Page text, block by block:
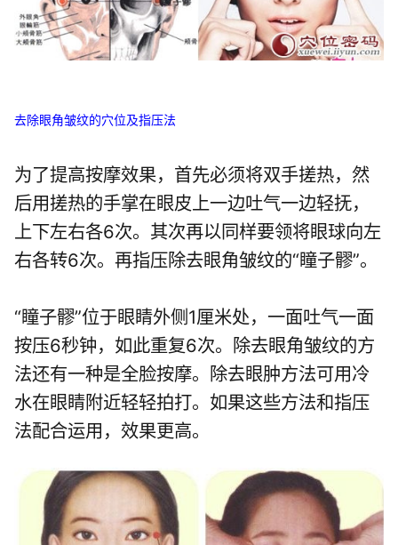
去除眼角皱纹的穴位及指压法
为了提高按摩效果，首先必须将双手搓热，然
后用搓热的手掌在眼皮上一边吐气一边轻抚，
上下左右各6次。其次再以同样要领将眼球向左
右各转6次。再指压除去眼角皱纹的“瞳子髎”。
“瞳子髎”位于眼睛外侧1厘米处，一面吐气一面
按压6秒钟，如此重复6次。除去眼角皱纹的方
法还有一种是全脸按摩。除去眼肿方法可用冷
水在眼睛附近轻轻拍打。如果这些方法和指压
法配合运用，效果更高。